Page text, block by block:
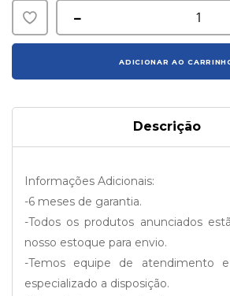
Adicionar
ADICIONAR AO
Descrição
Informações Adicionais:
-6 meses de garantia.
-Todos os produtos anunciados
nosso estoque para envio.
-Temos equipe de atendimento
especializado a disposição.